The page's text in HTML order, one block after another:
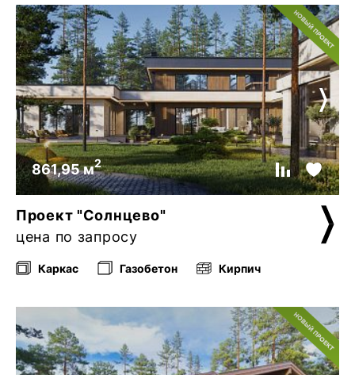
861,95 м2
Проект "Солнцево"
цена по запросу
Каркас Газобетон Кирпич